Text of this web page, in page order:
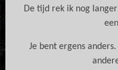
De tijd rek ik nog
Je bent ergens